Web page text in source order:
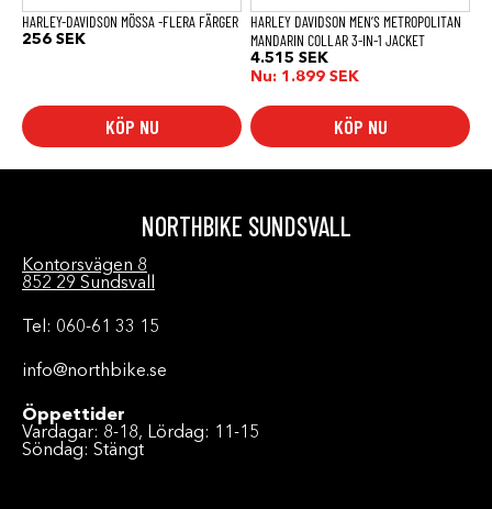
HARLEY-DAVIDSON MÖSSA -FLERA FÄRGER
256 SEK
KÖP NU
produktsidan
HARLEY DAVIDSON MEN’S METROPOLITAN
MANDARIN COLLAR 3-IN-1 JACKET
4.515 SEK
Nu: 1.899 SEK
KÖP NU
produktsidan
NORTHBIKE SUNDSVALL
Kontorsvägen 8
852 29 Sundsvall
Tel: 060-61 33 15
info@northbike.se
Öppettider
Vardagar: 8-18, Lördag: 11-15
Söndag: Stängt